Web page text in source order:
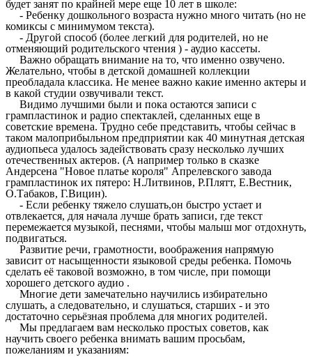
будет занят по крайней мере еще 10 лет в школе:
- Ребенку дошкольного возраста нужно много читать (но не
комиксы с минимумом текста).
- Другой способ (более легкий для родителей, но не
отменяющий родительского чтения ) - аудио кассеты.
Важно обращать внимание на то, что именно озвучено.
Желательно, чтобы в детской домашней коллекции
преобладала классика. Не менее важно какие именно актеры и
в какой студии озвучивали текст.
Видимо лучшими были и пока остаются записи с
грампластинок и радио спектаклей, сделанных еще в
советские времена. Трудно себе представить, чтобы сейчас в
таком малоприбыльном предприятии как 40 минутная детская
аудиопьеса удалось задействовать сразу несколько лучших
отечественных актеров. (А например только в сказке
Андерсена "Новое платье короля" Апрелевского завода
грампластинок их пятеро: Н.Литвинов, Р.Плятт, Е.Вестник,
О.Табаков, Г.Вицин).
- Если ребенку тяжело слушать,он быстро устает и
отвлекается, для начала лучше брать записи, где текст
перемежается музыкой, песнями, чтобы малыш мог отдохнуть,
подвигаться.
Развитие речи, грамотности, воображения напрямую
зависит от насыщенности языковой среды ребенка. Помочь
сделать её таковой возможно, в том числе, при помощи
хорошего детского аудио .
Многие дети замечательно научились избирательно
слушать, а следовательно, и слушаться, старших - и это
достаточно серьёзная проблема для многих родителей.
Мы предлагаем вам несколько простых советов, как
научить своего ребенка внимать вашим просьбам,
пожеланиям и указаниям: